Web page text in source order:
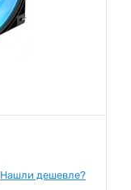
Нашли дешевле?